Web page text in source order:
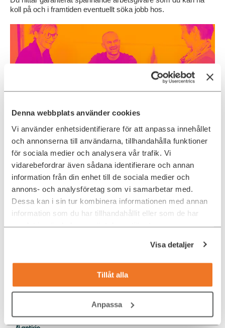
Denna webbplats använder cookies
Vi använder enhetsidentifierare för att anpassa innehållet
och annonserna till användarna, tillhandahålla funktioner
för sociala medier och analysera vår trafik. Vi
vidarebefordrar även sådana identifierare och annan
information från din enhet till de sociala medier och
annons- och analysföretag som vi samarbetar med.
Dessa kan i sin tur kombinera informationen med annan
information som du har tillhandahållit eller som de har
samlat in när du har använt deras tjänster.
Visa detaljer
Tillåt alla
Anpassa
koll på och i framtiden eventuellt söka jobb hos.
Redo för nästa karriärutmaning?
Utforska våra lediga tjänster inom Tech, Digital Commerce,
Data & Analytics och IT Security – klicka dig vidare nedan! Vill
du hellre skicka en spontanansökan?Gör det enkelt härså tar
våra rekryterare en titt och återkopplar till dig. Dessutom får du
möjlighet till en unik digital intervju med vår interaktiva AI-
Vi hjälper dig aktivt att hitta spännande jobb och
konsultuppdrag inom den digitala affären. Vi ser fram emot att
DevOps Engineer/AWS till Antirio, Remote